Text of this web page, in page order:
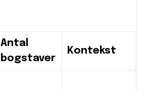
Antal
bogstaver
Kontekst